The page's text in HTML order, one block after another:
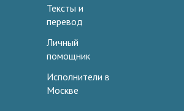
Тексты и
перевод
Личный
помощник
Исполнители в
Москве